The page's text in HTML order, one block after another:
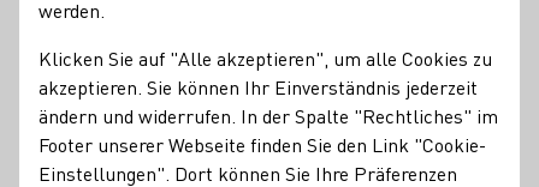
Generation Riesling
Kontakt
Olinger
97346 Iphofen-Hellmitzheim Holzgasse 1
Franken
Deutschland
werden.
Klicken Sie auf "Alle akzeptieren", um alle Cookies zu
akzeptieren. Sie können Ihr Einverständnis jederzeit
ändern und widerrufen. In der Spalte "Rechtliches" im
Footer unserer Webseite finden Sie den Link "Cookie-
Einstellungen". Dort können Sie Ihre Präferenzen